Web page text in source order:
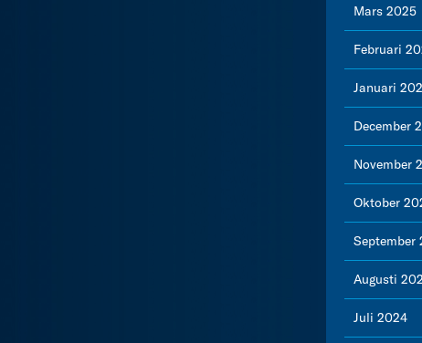
Mars 2025
Februari
Januari
December
November
Oktober
September
Augusti
Juli 2024